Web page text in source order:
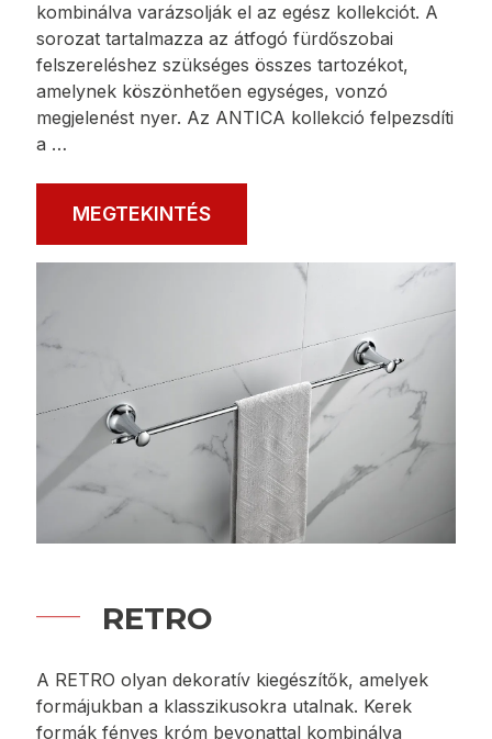
ANTICA
régi bronz színe által hangsúlyozott kerek formák
rendkívül elegánsan mutatnak a klasszikus
elrendezésekben, és a matt és átlátszó üvegből
kombinálva varázsolják el az egész kollekciót. A
sorozat tartalmazza az átfogó fürdőszobai
felszereléshez szükséges összes tartozékot,
amelynek köszönhetően egységes, vonzó
megjelenést nyer. Az ANTICA kollekció felpezsdíti
a …
MEGTEKINTÉS